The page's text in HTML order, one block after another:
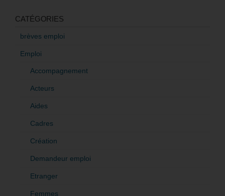
CATÉGORIES
brèves emploi
Emploi
Accompagnement
Acteurs
Aides
Cadres
Création
Demandeur emploi
Etranger
Femmes